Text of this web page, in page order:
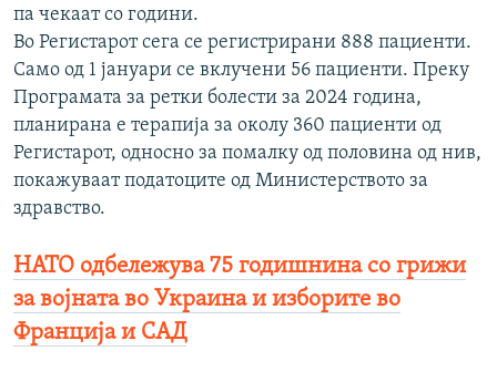
па чекаат со години.
Во Регистарот сега се регистрирани 888 пациенти.
Само од 1 јануари се вклучени 56 пациенти. Преку
Програмата за ретки болести за 2024 година,
планирана е терапија за околу 360 пациенти од
Регистарот, односно за помалку од половина од нив,
покажуваат податоците од Министерството за
здравство.
НАТО одбележува 75 годишнина со грижи
за војната во Украина и изборите во
Франција и САД